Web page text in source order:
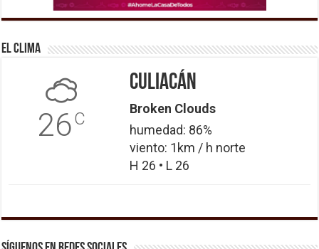
El Clima
26C
Culiacán
Broken Clouds
humedad: 86%
viento: 1km / h norte
H 26 • L 26